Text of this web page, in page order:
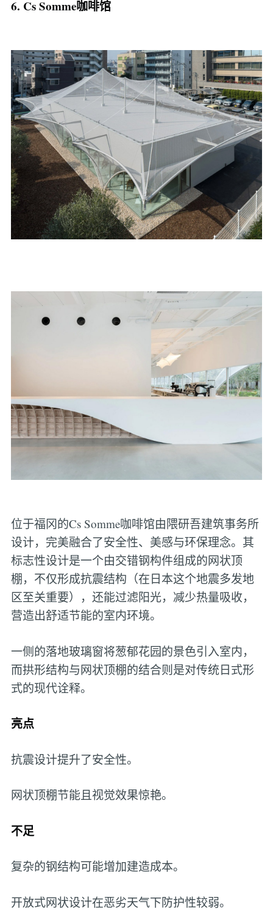
6. Cs Somme咖啡馆
位于福冈的Cs Somme咖啡馆由隈研吾建筑事务所
设计，完美融合了安全性、美感与环保理念。其
标志性设计是一个由交错钢构件组成的网状顶
棚，不仅形成抗震结构（在日本这个地震多发地
区至关重要），还能过滤阳光，减少热量吸收，
营造出舒适节能的室内环境。
一侧的落地玻璃窗将葱郁花园的景色引入室内，
而拱形结构与网状顶棚的结合则是对传统日式形
式的现代诠释。
亮点
抗震设计提升了安全性。
网状顶棚节能且视觉效果惊艳。
不足
复杂的钢结构可能增加建造成本。
开放式网状设计在恶劣天气下防护性较弱。